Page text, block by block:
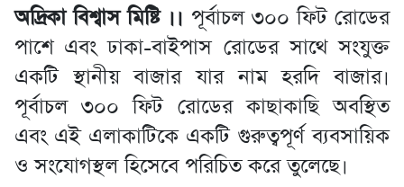
অদ্রিকা বিশ্বাস মিষ্টি ।। পূর্বাচল ৩০০ ফিট রোডের
পাশে এবং ঢাকা-বাইপাস রোডের সাথে সংযুক্ত
একটি স্থানীয় বাজার যার নাম হরদি বাজার।
পূর্বাচল ৩০০ ফিট রোডের কাছাকাছি অবস্থিত
এবং এই এলাকাটিকে একটি গুরুত্বপূর্ণ ব্যবসায়িক
ও সংযোগস্থল হিসেবে পরিচিত করে তুলেছে।